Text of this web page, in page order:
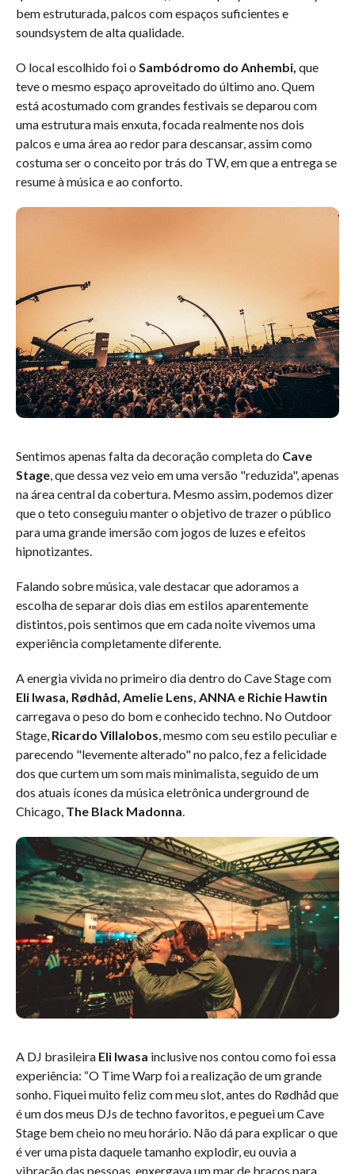
bem estruturada, palcos com espaços suficientes e
soundsystem de alta qualidade.
O local escolhido foi o Sambódromo do Anhembi, que
teve o mesmo espaço aproveitado do último ano. Quem
está acostumado com grandes festivais se deparou com
uma estrutura mais enxuta, focada realmente nos dois
palcos e uma área ao redor para descansar, assim como
costuma ser o conceito por trás do TW, em que a entrega se
resume à música e ao conforto.
Sentimos apenas falta da decoração completa do Cave
Stage , que dessa vez veio em uma versão "reduzida", apenas
na área central da cobertura. Mesmo assim, podemos dizer
que o teto conseguiu manter o objetivo de trazer o público
para uma grande imersão com jogos de luzes e efeitos
hipnotizantes.
Falando sobre música, vale destacar que adoramos a
escolha de separar dois dias em estilos aparentemente
distintos, pois sentimos que em cada noite vivemos uma
experiência completamente diferente.
A energia vivida no primeiro dia dentro do Cave Stage com
Eli Iwasa, Rødhåd, Amelie Lens, ANNA e Richie Hawtin
carregava o peso do bom e conhecido techno. No Outdoor
Stage, Ricardo Villalobos , mesmo com seu estilo peculiar e
parecendo "levemente alterado" no palco, fez a felicidade
dos que curtem um som mais minimalista, seguido de um
dos atuais ícones da música eletrônica underground de
Chicago, The Black Madonna
A DJ brasileira Eli Iwasa inclusive nos contou como foi essa
experiência: “O Time Warp foi a realização de um grande
sonho. Fiquei muito feliz com meu slot, antes do Rødhåd que
é um dos meus DJs de techno favoritos, e peguei um Cave
Stage bem cheio no meu horário. Não dá para explicar o que
é ver uma pista daquele tamanho explodir, eu ouvia a
vibração das pessoas, enxergava um mar de braços para